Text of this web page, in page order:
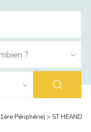
Périphérie) > ST HEAND